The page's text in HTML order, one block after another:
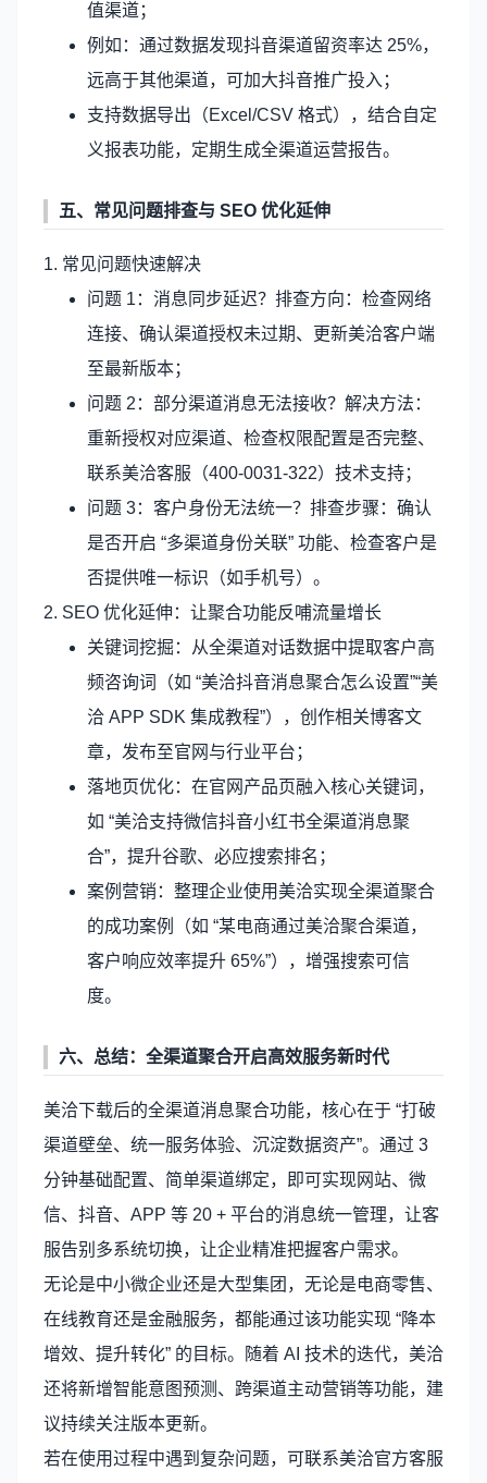
值渠道；
例如：通过数据发现抖音渠道留资率达 25%，
远高于其他渠道，可加大抖音推广投入；
支持数据导出（Excel/CSV 格式），结合自定
义报表功能，定期生成全渠道运营报告。
五、常见问题排查与 SEO 优化延伸
1. 常见问题快速解决
问题 1：消息同步延迟？排查方向：检查网络
连接、确认渠道授权未过期、更新美洽客户端
至最新版本；
问题 2：部分渠道消息无法接收？解决方法：
重新授权对应渠道、检查权限配置是否完整、
联系美洽客服（400-0031-322）技术支持；
问题 3：客户身份无法统一？排查步骤：确认
是否开启 “多渠道身份关联” 功能、检查客户是
否提供唯一标识（如手机号）。
2. SEO 优化延伸：让聚合功能反哺流量增长
关键词挖掘：从全渠道对话数据中提取客户高
频咨询词（如 “美洽抖音消息聚合怎么设置”“美
洽 APP SDK 集成教程”），创作相关博客文
章，发布至官网与行业平台；
落地页优化：在官网产品页融入核心关键词，
如 “美洽支持微信抖音小红书全渠道消息聚
合”，提升谷歌、必应搜索排名；
案例营销：整理企业使用美洽实现全渠道聚合
的成功案例（如 “某电商通过美洽聚合渠道，
客户响应效率提升 65%”），增强搜索可信
度。
六、总结：全渠道聚合开启高效服务新时代
美洽下载后的全渠道消息聚合功能，核心在于 “打破
渠道壁垒、统一服务体验、沉淀数据资产”。通过 3
分钟基础配置、简单渠道绑定，即可实现网站、微
信、抖音、APP 等 20 + 平台的消息统一管理，让客
服告别多系统切换，让企业精准把握客户需求。
无论是中小微企业还是大型集团，无论是电商零售、
在线教育还是金融服务，都能通过该功能实现 “降本
增效、提升转化” 的目标。随着 AI 技术的迭代，美洽
还将新增智能意图预测、跨渠道主动营销等功能，建
议持续关注版本更新。
若在使用过程中遇到复杂问题，可联系美洽官方客服